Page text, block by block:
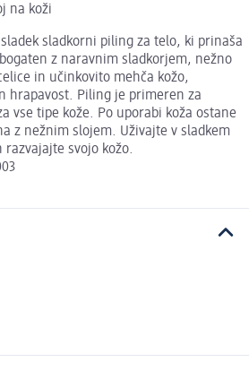
na koži
sladkorni piling za telo, ki prinaša
z naravnim sladkorjem, nežno
in učinkovito mehča kožo,
hrapavost. Piling je primeren za
vse tipe kože. Po uporabi koža ostane
z nežnim slojem. Uživajte v sladkem
svojo kožo.